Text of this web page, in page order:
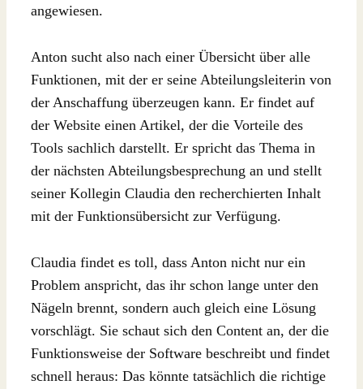
angewiesen.
Anton sucht also nach einer Übersicht über alle
Funktionen, mit der er seine Abteilungsleiterin von
der Anschaffung überzeugen kann. Er findet auf
der Website einen Artikel, der die Vorteile des
Tools sachlich darstellt. Er spricht das Thema in
der nächsten Abteilungsbesprechung an und stellt
seiner Kollegin Claudia den recherchierten Inhalt
mit der Funktionsübersicht zur Verfügung.
Claudia findet es toll, dass Anton nicht nur ein
Problem anspricht, das ihr schon lange unter den
Nägeln brennt, sondern auch gleich eine Lösung
vorschlägt. Sie schaut sich den Content an, der die
Funktionsweise der Software beschreibt und findet
schnell heraus: Das könnte tatsächlich die richtige